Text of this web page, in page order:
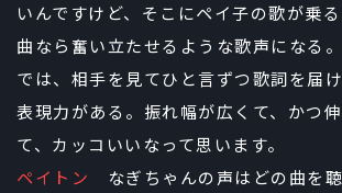
いんですけど、そこにペイ子の歌が乗
曲なら奮い立たせるような歌声になる
では、相手を見てひと言ずつ歌詞を届
表現力がある。振れ幅が広くて、かつ
て、カッコいいなって思います。
ペイトン なぎちゃんの声はどの曲を